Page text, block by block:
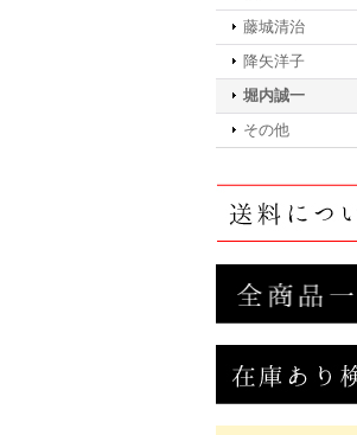
藤城清治
降矢洋子
堀内誠一
その他